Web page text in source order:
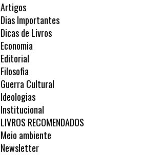
Artigos
Dias Importantes
Dicas de Livros
Economia
Editorial
Filosofia
Guerra Cultural
Ideologias
Institucional
LIVROS RECOMENDADOS
Meio ambiente
Newsletter